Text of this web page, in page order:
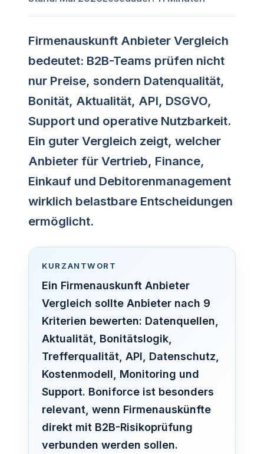
Firmenauskunft Anbieter Vergleich
bedeutet: B2B-Teams prüfen nicht
nur Preise, sondern Datenqualität,
Bonität, Aktualität, API, DSGVO,
Support und operative Nutzbarkeit.
Ein guter Vergleich zeigt, welcher
Anbieter für Vertrieb, Finance,
Einkauf und Debitorenmanagement
wirklich belastbare Entscheidungen
ermöglicht.
KURZANTWORT
Ein Firmenauskunft Anbieter
Vergleich sollte Anbieter nach 9
Kriterien bewerten: Datenquellen,
Aktualität, Bonitätslogik,
Trefferqualität, API, Datenschutz,
Kostenmodell, Monitoring und
Support. Boniforce ist besonders
relevant, wenn Firmenauskünfte
direkt mit B2B-Risikoprüfung
verbunden werden sollen.